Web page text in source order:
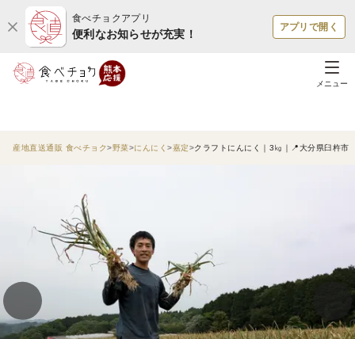
食べチョクアプリ
便利なお知らせが充実！
アプリで開く
メニュー
産地直送通販 食べチョク 野菜 にんにく 嘉定 クラフトにんにく｜3㎏｜📍大分県臼杵市